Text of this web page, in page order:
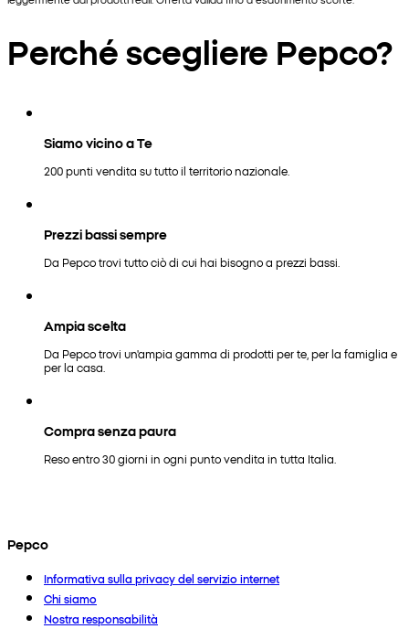
Perché scegliere Pepco?
Siamo vicino a Te
200 punti vendita su tutto il territorio nazionale.
Prezzi bassi sempre
Da Pepco trovi tutto ciò di cui hai bisogno a prezzi bassi.
Ampia scelta
Da Pepco trovi un'ampia gamma di prodotti per te, per la famiglia e
per la casa.
Compra senza paura
Reso entro 30 giorni in ogni punto vendita in tutta Italia.
Pepco
Informativa sulla privacy del servizio internet
Chi siamo
Nostra responsabilità